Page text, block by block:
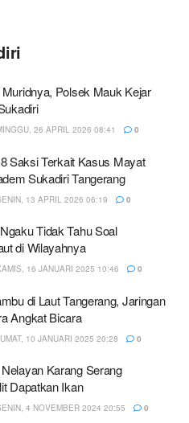
Polsek Mauk Kejar
26 APRIL 2026 08:41 0
Saksi Terkait Kasus Mayat
Sukadiri Tangerang
13 APRIL 2026 06:19 0
Tidak Tahu Soal
di Wilayahnya
16 JANUARI 2025 10:46 0
di Laut Tangerang, Jaringan
Angkat Bicara
10 JANUARI 2025 20:28 0
Karang Serang
Dapatkan Ikan
4 NOVEMBER 2024 20:55 0